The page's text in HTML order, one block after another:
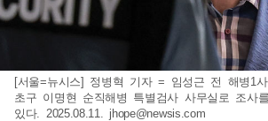
[서울=뉴시스] 정병혁 기자 = 임성근 전 해병1
초구 이명현 순직해병 특별검사 사무실로 조사
있다. 2025.08.11. jhope@newsis.com